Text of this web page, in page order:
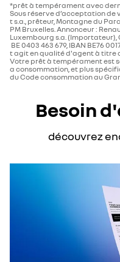
*prêt à tempérament avec
Sous réserve d’acceptation
t s.a., prêteur, Montagne du Parc
PM Bruxelles. Annonceur :
Luxembourg s.a. (Importateur),
BE 0403 463 679, IBAN BE76
t agit en qualité d'agent à titre
Votre prêt à tempérament est
a consommation, et plus
du Code consommation au
Besoin
découvrez